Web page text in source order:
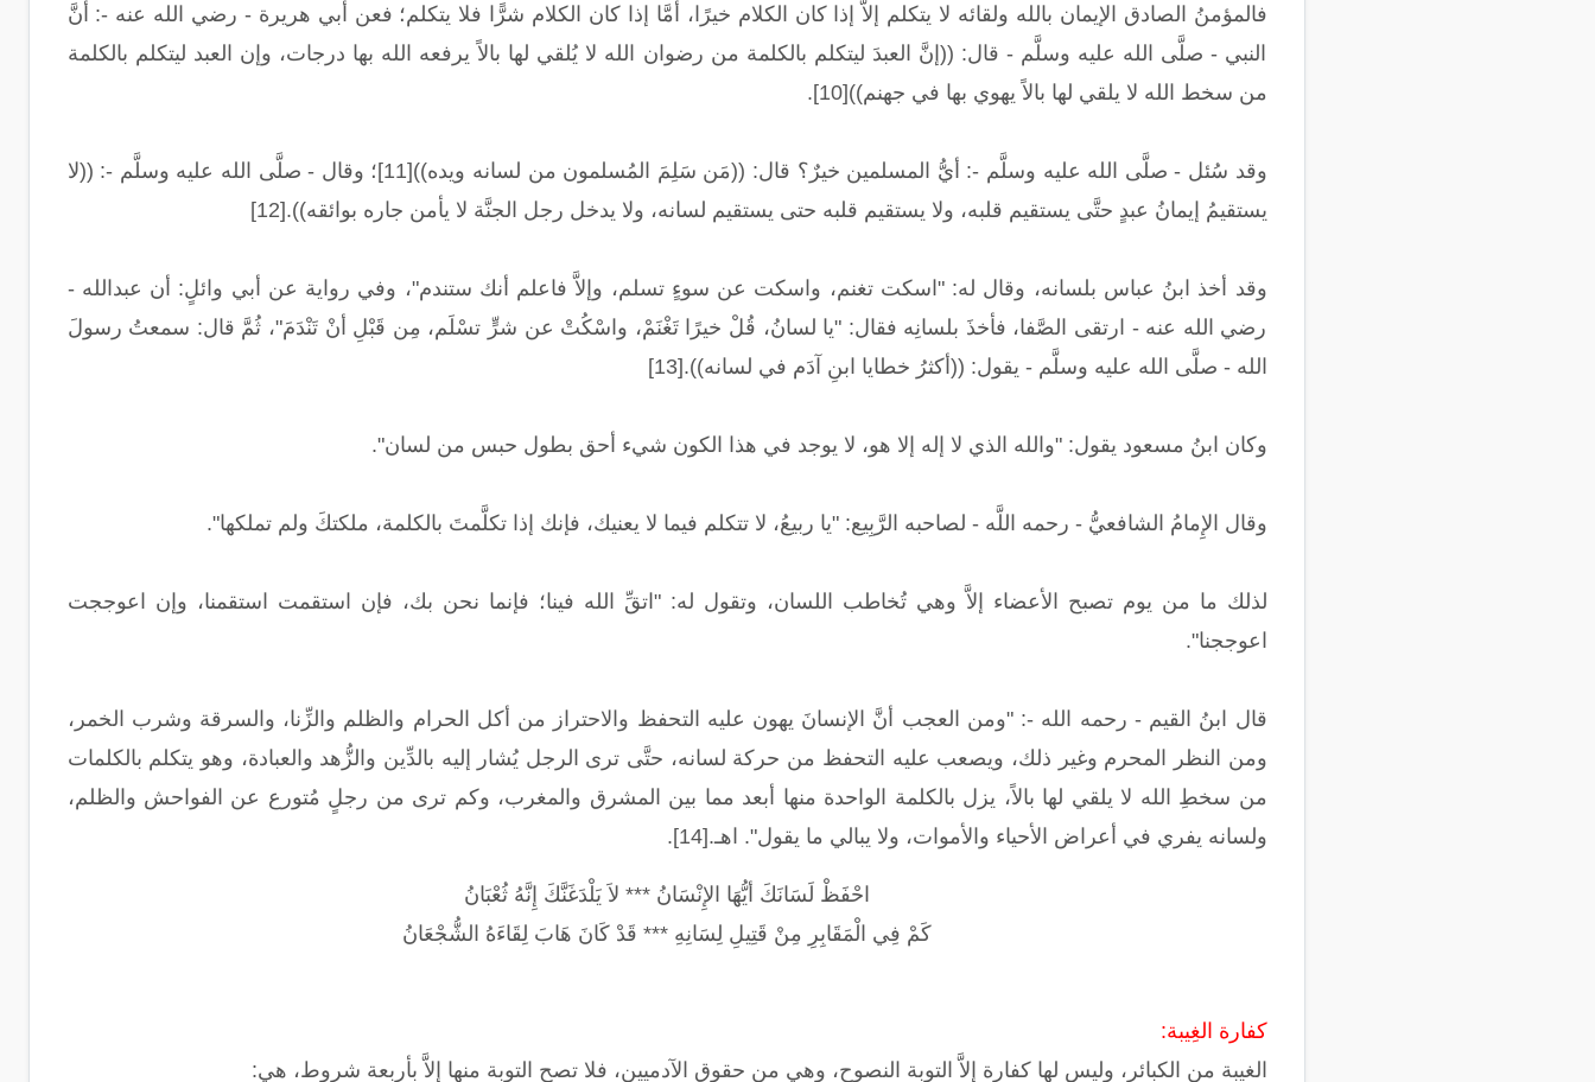
فالمؤمنُ الصادق الإيمان بالله ولقائه لا يتكلم إلاَّ إذا كان الكلام خيرًا، أمَّا إذا كان الكلام شرًّا فلا يتكلم؛ فعن أبي هريرة - رضي الله عنه -: أنَّ
النبي - صلَّى الله عليه وسلَّم - قال: ((إنَّ العبدَ ليتكلم بالكلمة من رضوان الله لا يُلقي لها بالاً يرفعه الله بها درجات، وإن العبد ليتكلم بالكلمة
من سخط الله لا يلقي لها بالاً يهوي بها في جهنم))[10].
وقد سُئل - صلَّى الله عليه وسلَّم -: أيُّ المسلمين خيرٌ؟ قال: ((مَن سَلِمَ المُسلمون من لسانه ويده))[11]؛ وقال - صلَّى الله عليه وسلَّم -: ((لا
يستقيمُ إيمانُ عبدٍ حتَّى يستقيم قلبه، ولا يستقيم قلبه حتى يستقيم لسانه، ولا يدخل رجل الجنَّة لا يأمن جاره بوائقه)).[12]
وقد أخذ ابنُ عباس بلسانه، وقال له: "اسكت تغنم، واسكت عن سوءٍ تسلم، وإلاَّ فاعلم أنك ستندم"، وفي رواية عن أبي وائلٍ: أن عبدالله -
رضي الله عنه - ارتقى الصَّفا، فأخذَ بلسانِه فقال: "يا لسانُ، قُلْ خيرًا تَغْنَمْ، واسْكُتْ عن شرٍّ تسْلَم، مِن قَبْلِ أنْ تَنْدَمَ"، ثُمَّ قال: سمعتُ رسولَ
الله - صلَّى الله عليه وسلَّم - يقول: ((أكثرُ خطايا ابنِ آدَم في لسانه)).[13]
وكان ابنُ مسعود يقول: "والله الذي لا إله إلا هو، لا يوجد في هذا الكون شيء أحق بطول حبس من لسان".
وقال الإِمامُ الشافعيُّ - رحمه اللَّه - لصاحبه الرَّبِيع: "يا ربيعُ، لا تتكلم فيما لا يعنيك، فإنك إذا تكلَّمتَ بالكلمة، ملكتكَ ولم تملكها".
لذلك ما من يوم تصبح الأعضاء إلاَّ وهي تُخاطب اللسان، وتقول له: "اتقِّ الله فينا؛ فإنما نحن بك، فإن استقمت استقمنا، وإن اعوججت
اعوججنا".
قال ابنُ القيم - رحمه الله -: "ومن العجب أنَّ الإنسانَ يهون عليه التحفظ والاحتراز من أكل الحرام والظلم والزِّنا، والسرقة وشرب الخمر،
ومن النظر المحرم وغير ذلك، ويصعب عليه التحفظ من حركة لسانه، حتَّى ترى الرجل يُشار إليه بالدِّين والزُّهد والعبادة، وهو يتكلم بالكلمات
من سخطِ الله لا يلقي لها بالاً، يزل بالكلمة الواحدة منها أبعد مما بين المشرق والمغرب، وكم ترى من رجلٍ مُتورع عن الفواحش والظلم،
ولسانه يفري في أعراض الأحياء والأموات، ولا يبالي ما يقول". اهـ.[14].
احْفَظْ لَسَانَكَ أيُّهَا الإِنْسَانُ *** لاَ يَلْدَغَنَّكَ إِنَّهُ ثُعْبَانُ
كَمْ فِي الْمَقَابِرِ مِنْ قَتِيلِ لِسَانِهِ *** قَدْ كَانَ هَابَ لِقَاءَهُ الشُّجْعَانُ
كفارة الغِيبة:
الغيبة من الكبائر، وليس لها كفارة إلاَّ التوبة النصوح، وهي من حقوق الآدميين، فلا تصح التوبة منها إلاَّ بأربعة شروط، هي: